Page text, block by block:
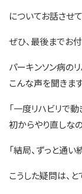
についてお話させ
ぜひ、最後までお付
パーキンソン病の
こんな声を聞きます
「一度リハビリで
初からやり直しなの
「結局、ずっと通
こうした疑問は、